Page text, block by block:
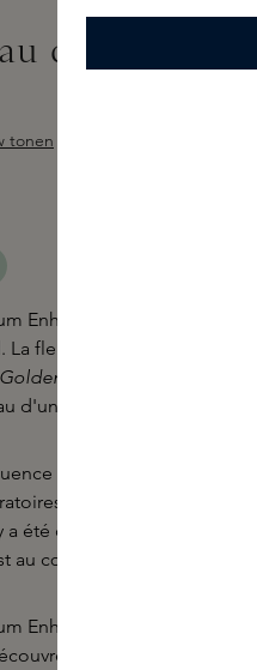
de Parfum
tonen
Enhancer de Layer+ est un
La fleur d'oranger lui confère
Golden
d'un glow chaleureux - c'est
d'expertises. Une
du monde, unissant
été développé par dsm-
au cœur de cette
Enhancer peut être porté
plus sur le monde de